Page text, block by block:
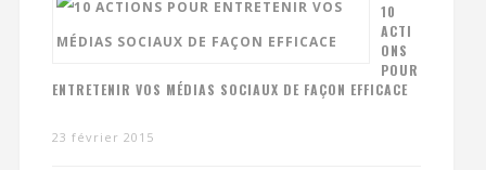
10
ACTI
ONS
POUR
ENTRETENIR VOS MÉDIAS SOCIAUX DE FAÇON EFFICACE
23 février 2015